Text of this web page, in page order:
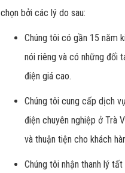
chọn bởi các lý do sau:
Chúng tôi có gần 15 năm
nói riêng và có những đối
điện giá cao.
Chúng tôi cung cấp dịch
điện chuyên nghiệp ở Trà
và thuận tiện cho khách
Chúng tôi nhận thanh lý